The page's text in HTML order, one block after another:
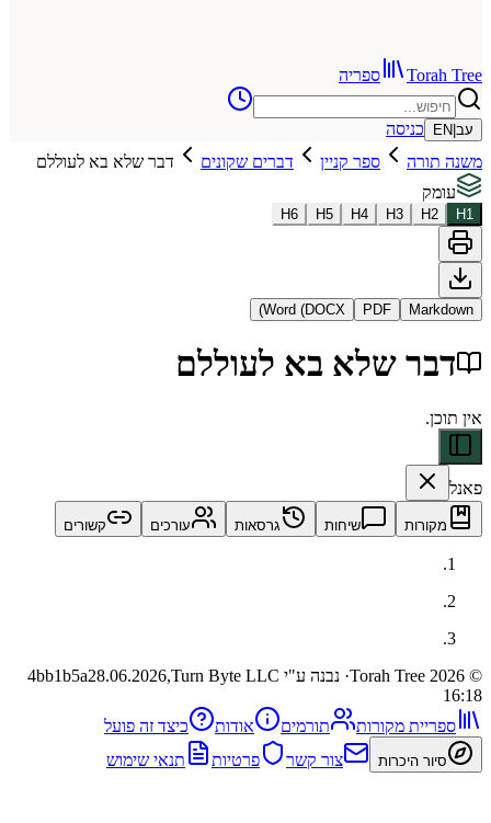
ספריה
כניסה
ספר קניין דברים שקונים
דבר שלא בא לעוללם
H3
H4
H5
H6
PDF
Word (DOCX)
שלא בא לעוללם
שיחות גרסאות עורכים קשורים
· נבנה ע"י Turn Byte LLC 4bb1b5a28.06.2026,
מקורות תורמים אודות כיצד זה פועל
היכרות צור קשר פרטיות תנאי שימוש